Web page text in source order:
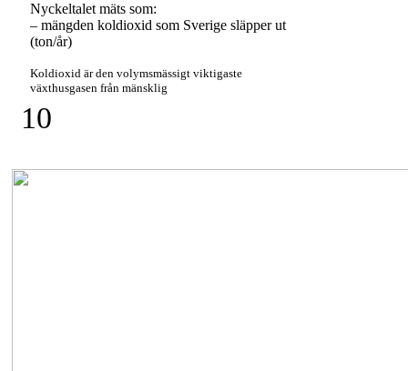
Nyckeltalet mäts som:
– mängden koldioxid som Sverige släpper ut
(ton/år)
Koldioxid är den volymsmässigt viktigaste
växthusgasen från mänsklig
10